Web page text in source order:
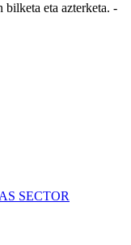
bilketa eta azterketa. -
SECTOR